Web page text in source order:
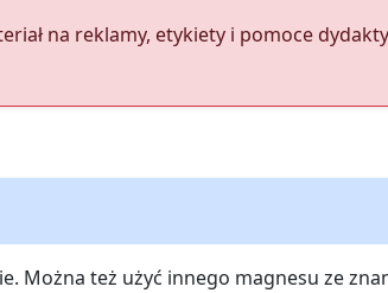
na reklamy, etykiety i pomoce
Można też użyć innego magnesu ze